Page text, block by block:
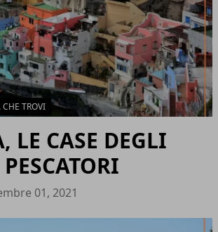
CHE TROVI
LE CASE DEGLI
01, 2021